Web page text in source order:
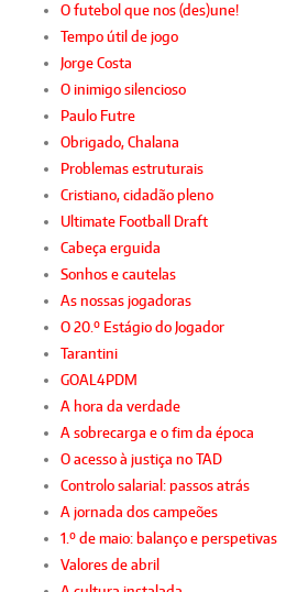
O futebol que nos (des)une!
Tempo útil de jogo
Jorge Costa
O inimigo silencioso
Paulo Futre
Obrigado, Chalana
Problemas estruturais
Cristiano, cidadão pleno
Ultimate Football Draft
Cabeça erguida
Sonhos e cautelas
As nossas jogadoras
O 20.º Estágio do Jogador
Tarantini
GOAL4PDM
A hora da verdade
A sobrecarga e o fim da época
O acesso à justiça no TAD
Controlo salarial: passos atrás
A jornada dos campeões
1.º de maio: balanço e perspetivas
Valores de abril